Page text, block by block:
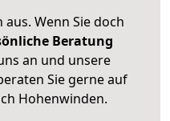
Wenn Sie doch
Beratung
an und unsere
Sie gerne auf
Hohenwinden.